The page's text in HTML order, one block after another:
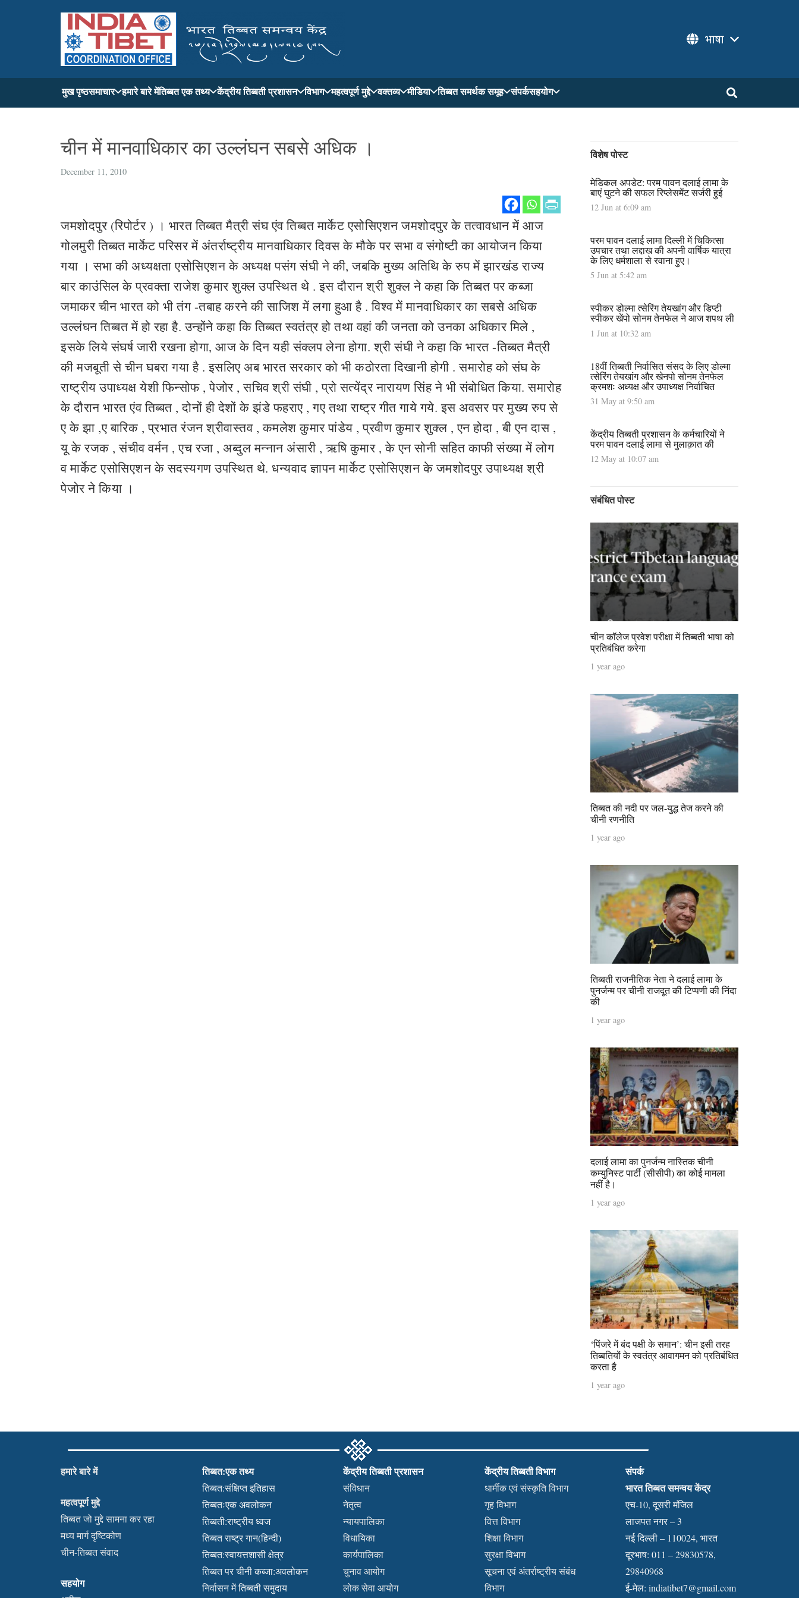
भाषा
मुख पृष्ठसमाचार हमारे बारे मेंतिब्बत एक तथ्य केंद्रीय तिब्बती प्रशासन विभाग महत्वपूर्ण मुद्दे वक्तव्य मीडिया तिब्बत समर्थक समूह संपर्कसहयोग
चीन में मानवाधिकार का उल्लंघन सबसे अधिक ।
December 11, 2010
जमशोदपुर (रिपोर्टर ) । भारत तिब्बत मैत्री संघ एंव तिब्बत मार्केट एसोसिएशन जमशोदपुर के तत्वावधान में आज
गोलमुरी तिब्बत मार्केट परिसर में अंतर्राष्ट्रीय मानवाधिकार दिवस के मौके पर सभा व संगोष्टी का आयोजन किया
गया । सभा की अध्यक्षता एसोसिएशन के अध्यक्ष पसंग संघी ने की, जबकि मुख्य अतिथि के रुप में झारखंड राज्य
बार काउंसिल के प्रवक्ता राजेश कुमार शुक्ल उपस्थित थे . इस दौरान श्री शुक्ल ने कहा कि तिब्बत पर कब्जा
जमाकर चीन भारत को भी तंग -तबाह करने की साजिश में लगा हुआ है . विश्व में मानवाधिकार का सबसे अधिक
उल्लंघन तिब्बत में हो रहा है. उन्होंने कहा कि तिब्बत स्वतंत्र हो तथा वहां की जनता को उनका अधिकार मिले ,
इसके लिये संघर्ष जारी रखना होगा, आज के दिन यही संक्लप लेना होगा. श्री संघी ने कहा कि भारत -तिब्बत मैत्री
की मजबूती से चीन घबरा गया है . इसलिए अब भारत सरकार को भी कठोरता दिखानी होगी . समारोह को संघ के
राष्ट्रीय उपाध्यक्ष येशी फिन्सोफ , पेजोर , सचिव श्री संघी , प्रो सत्येंद्र नारायण सिंह ने भी संबोधित किया. समारोह
के दौरान भारत एंव तिब्बत , दोनों ही देशों के झंडे फहराए , गए तथा राष्ट्र गीत गाये गये. इस अवसर पर मुख्य रुप से
ए के झा ,ए बारिक , प्रभात रंजन श्रीवास्तव , कमलेश कुमार पांडेय , प्रवीण कुमार शुक्ल , एन होदा , बी एन दास ,
यू के रजक , संचीव वर्मन , एच रजा , अब्दुल मन्नान अंसारी , ऋषि कुमार , के एन सोनी सहित काफी संख्या में लोग
व मार्केट एसोसिएशन के सदस्यगण उपस्थित थे. धन्यवाद ज्ञापन मार्केट एसोसिएशन के जमशोदपुर उपाथ्यक्ष श्री
पेजोर ने किया ।
विशेष पोस्ट
मेडिकल अपडेट: परम पावन दलाई लामा के
बाएं घुटने की सफल रिप्लेसमेंट सर्जरी हुई
12 Jun at 6:09 am
परम पावन दलाई लामा दिल्ली में चिकित्सा
उपचार तथा लद्दाख की अपनी वार्षिक यात्रा
के लिए धर्मशाला से रवाना हुए।
5 Jun at 5:42 am
स्पीकर डोल्मा त्सेरिंग तेयखांग और डिप्टी
स्पीकर खेंपो सोनम तेनफेल ने आज शपथ ली
1 Jun at 10:32 am
18वीं तिब्बती निर्वासित संसद के लिए डोल्मा
त्सेरिंग तेयखांग और खेनपो सोनम तेनफेल
क्रमशः अध्यक्ष और उपाध्यक्ष निर्वाचित
31 May at 9:50 am
केंद्रीय तिब्बती प्रशासन के कर्मचारियों ने
परम पावन दलाई लामा से मुलाक़ात की
12 May at 10:07 am
संबंधित पोस्ट
चीन कॉलेज प्रवेश परीक्षा में तिब्बती भाषा को
प्रतिबंधित करेगा
1 year ago
तिब्बत की नदी पर जल-युद्ध तेज करने की
चीनी रणनीति
1 year ago
तिब्बती राजनीतिक नेता ने दलाई लामा के
पुनर्जन्म पर चीनी राजदूत की टिप्पणी की निंदा
की
1 year ago
दलाई लामा का पुनर्जन्म नास्तिक चीनी
कम्युनिस्ट पार्टी (सीसीपी) का कोई मामला
नहीं है।
1 year ago
‘पिंजरे में बंद पक्षी के समान’: चीन इसी तरह
तिब्बतियों के स्वतंत्र आवागमन को प्रतिबंधित
करता है
1 year ago
हमारे बारे में
महत्वपूर्ण मुद्दे
तिब्बत जो मुद्दे सामना कर रहा
मध्य मार्ग दृष्टिकोण
चीन-तिब्बत संवाद
सहयोग
तिब्बत:एक तथ्य
तिब्बत:संक्षिप्त इतिहास
तिब्बतःएक अवलोकन
तिब्बती:राष्ट्रीय ध्वज
तिब्बत राष्ट्र गान(हिन्दी)
तिब्बत:स्वायत्तशासी क्षेत्र
तिब्बत पर चीनी कब्जा:अवलोकन
निर्वासन में तिब्बती समुदाय
केंद्रीय तिब्बती प्रशासन
संविधान
नेतृत्व
न्यायपालिका
विधायिका
कार्यपालिका
चुनाव आयोग
लोक सेवा आयोग
केंद्रीय तिब्बती विभाग
धार्मीक एवं संस्कृति विभाग
गृह विभाग
वित्त विभाग
शिक्षा विभाग
सुरक्षा विभाग
सूचना एवं अंतर्राष्ट्रीय संबंध
विभाग
संपर्क
भारत तिब्बत समन्वय केंद्र
एच-10, दूसरी मंजिल
लाजपत नगर – 3
नई दिल्ली – 110024, भारत
दूरभाष: 011 – 29830578,
29840968
ई-मेल:indiatibet7@gmail.com